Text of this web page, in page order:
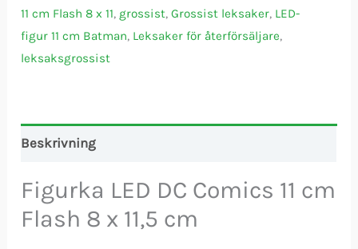
11 cm Flash 8 x 11, grossist,Grossist leksaker, LED-
figur 11 cm Batman, Leksaker för återförsäljare,
leksaksgrossist
Beskrivning
Figurka LED DC Comics 11 cm
Flash 8 x 11,5 cm